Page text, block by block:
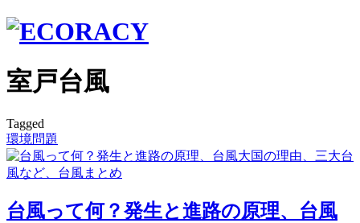
室戸台風
Tagged
環境問題
台風って何？発生と進路の原理、台風